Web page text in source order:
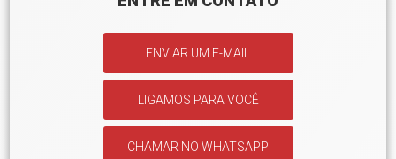
ENVIAR UM E-MAIL
LIGAMOS PARA VOCÊ
CHAMAR NO WHATSAPP